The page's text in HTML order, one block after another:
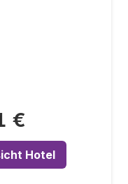
€
Hotel